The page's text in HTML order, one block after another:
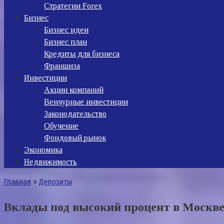
Стратегии Forex
Бизнес
Бизнес идеи
Бизнес план
Кредиты для бизнеса
Франшиза
Инвестиции
Акции компаний
Венчурные инвестиции
Законодательство
Обучение
Фондовый рынок
Экономика
Недвижимость
Главная » Депозиты
Вклады под высокий процент в Москве